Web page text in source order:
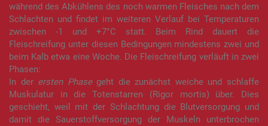
während des Abkühlens des noch warmen Fleisches nach dem
Schlachten und findet im weiteren Verlauf bei Temperaturen
zwischen -1 und +7°C statt. Beim Rind dauert die
Fleischreifung unter diesen Bedingungen mindestens zwei und
beim Kalb etwa eine Woche. Die Fleischreifung verläuft in zwei
Phasen:
In der ersten Phasegeht die zunächst weiche und schlaffe
Muskulatur in die Totenstarren (Rigor mortis) über. Dies
geschieht, weil mit der Schlachtung die Blutversorgung und
damit die Sauerstoffversorgung der Muskeln unterbrochen